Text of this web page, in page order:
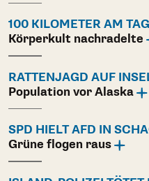
100 KILOMETER AM TAG
Körperkult nachradelte
RATTENJAGD AUF
Population vor Alaska
SPD HIELT AFD IN
Grüne flogen raus